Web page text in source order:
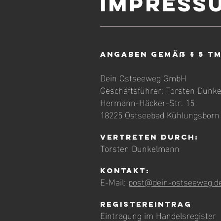
Angaben gemäß § 5
Dein Ostseeweg GmbH
Geschäftsführer: Torsten
Hermann-Häcker-Str. 15
18225 Ostseebad Kühlungsborn
Vertreten durch:
Torsten Dunkelmann
Kontakt:
E-Mail: post@dein-
Registereintrag
Eintragung im Handelsregister